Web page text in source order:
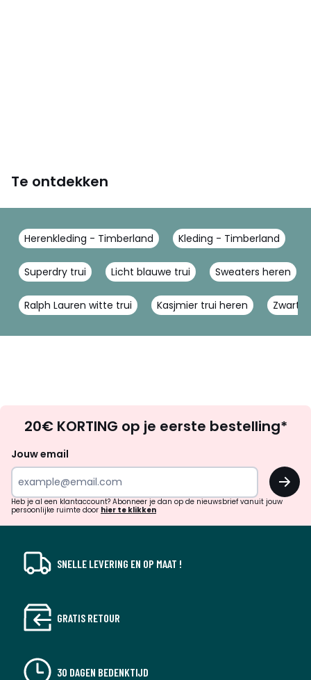
Te ontdekken
Herenkleding - Timberland Kleding - Timberland
Superdry trui Licht blauwe trui Sweaters heren
Ralph Lauren witte trui Kasjmier trui heren Zwarte
zoek
inspiratie
verrassingen?
20€ KORTING op je eerste bestelling*
Jouw email
OK
Heb je al een klantaccount? Abonneer je dan op de nieuwsbrief vanuit jouw
persoonlijke ruimte door hier te klikken
SNELLE LEVERING EN OP MAAT !
GRATIS RETOUR
30 DAGEN BEDENKTIJD